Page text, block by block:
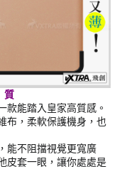
款能踏入皇家高質感。
布，柔軟保護機身，也
能不阻擋視覺更寬廣
皮套一眼，讓你處處是